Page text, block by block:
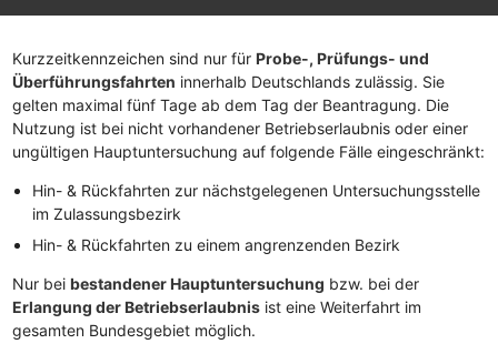
Kurzzeitkennzeichen sind nur für Probe-, Prüfungs- und
Überführungsfahrten innerhalb Deutschlands zulässig. Sie
gelten maximal fünf Tage ab dem Tag der Beantragung. Die
Nutzung ist bei nicht vorhandener Betriebserlaubnis oder einer
ungültigen Hauptuntersuchung auf folgende Fälle eingeschränkt:
Hin- & Rückfahrten zur nächstgelegenen Untersuchungsstelle
im Zulassungsbezirk
Hin- & Rückfahrten zu einem angrenzenden Bezirk
Nur bei bestandener Hauptuntersuchung bzw. bei der
Erlangung der Betriebserlaubnis ist eine Weiterfahrt im
gesamten Bundesgebiet möglich.